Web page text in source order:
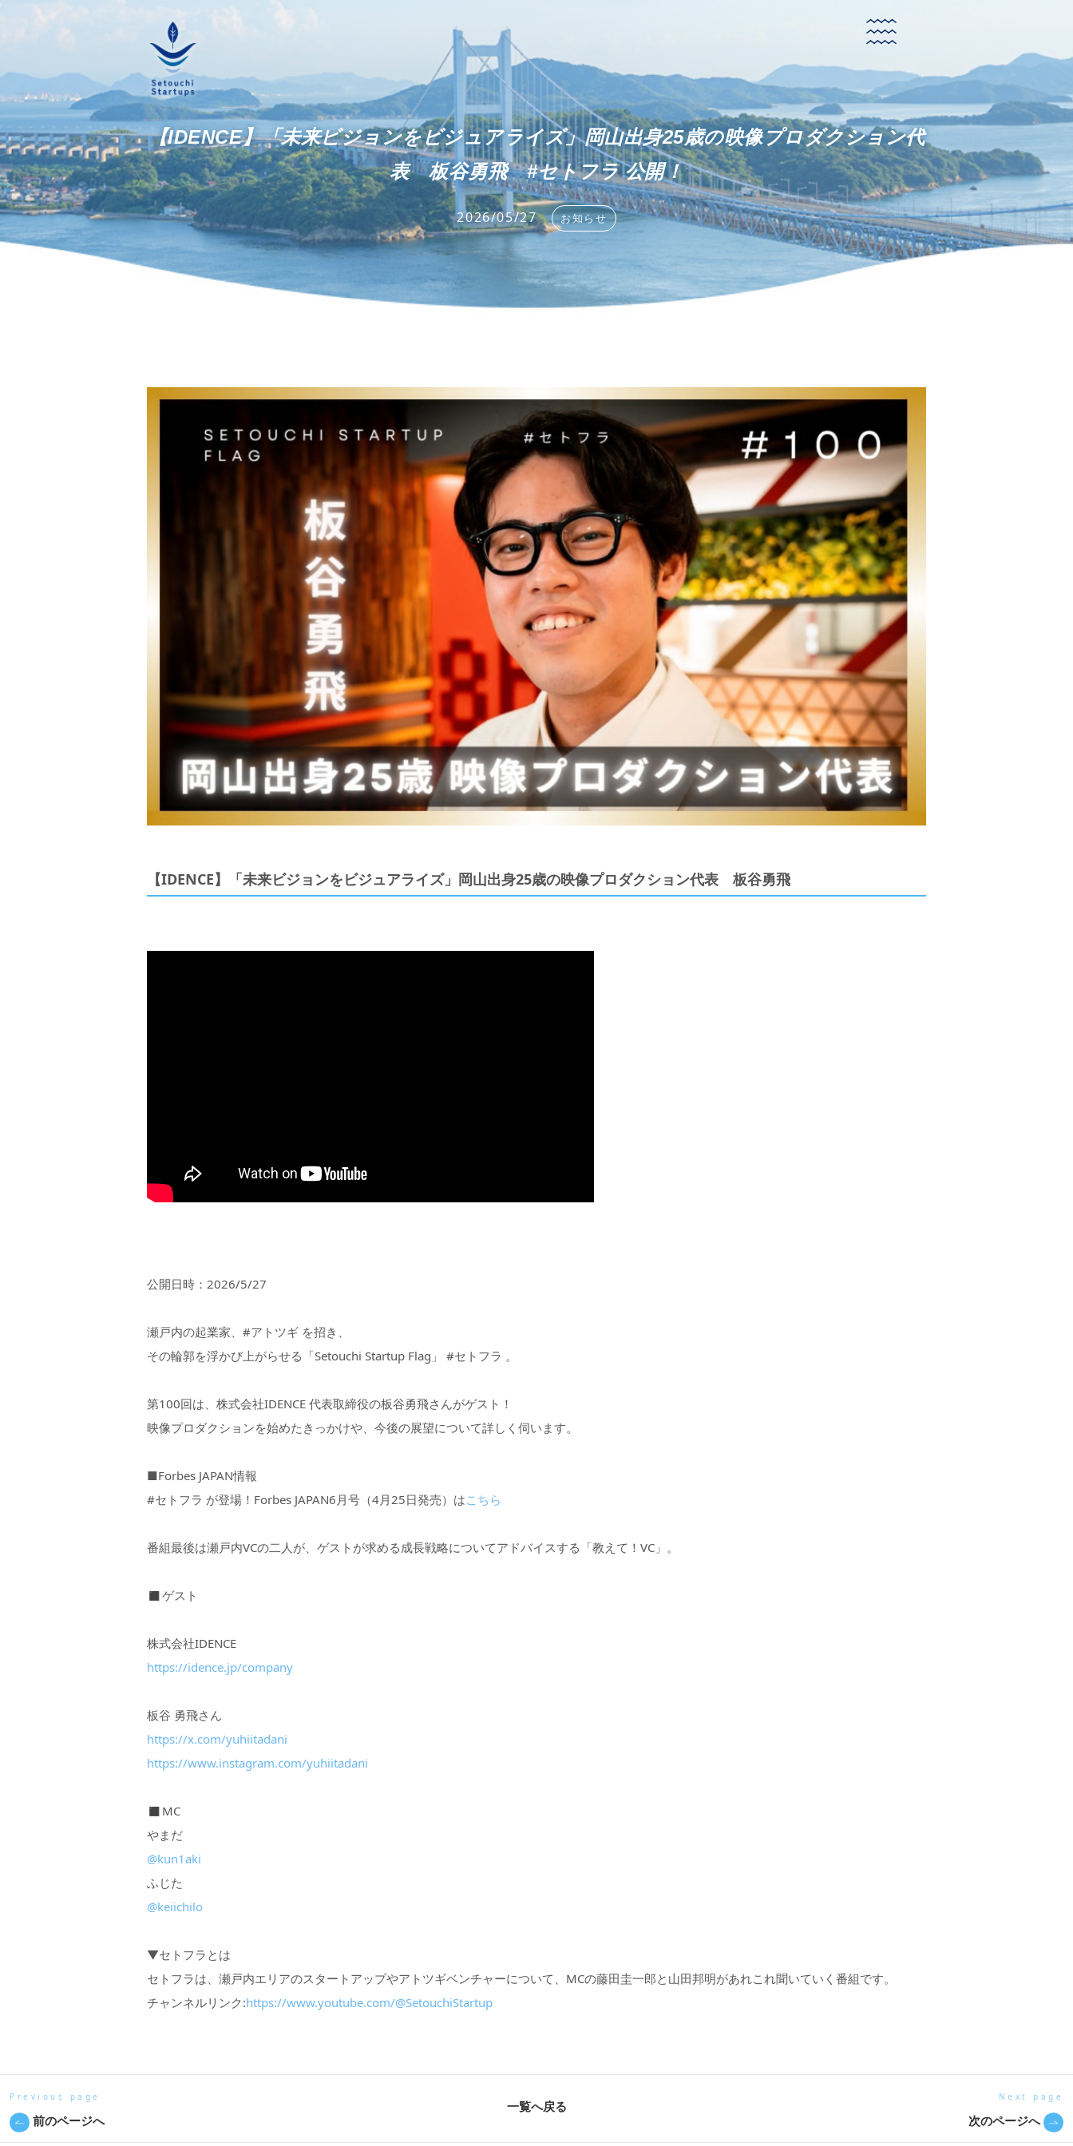
【IDENCE】「未来ビジョンをビジュアライズ」岡山出身25歳の映像プロダクション代
表 板谷勇飛 #セトフラ 公開！
2026/05/27 お知らせ
【IDENCE】「未来ビジョンをビジュアライズ」岡山出身25歳の映像プロダクション代表 板谷勇飛
公開日時：2026/5/27
瀬戸内の起業家、#アトツギ を招き、
その輪郭を浮かび上がらせる「Setouchi Startup Flag」 #セトフラ 。
第100回は、株式会社IDENCE 代表取締役の板谷勇飛さんがゲスト！
映像プロダクションを始めたきっかけや、今後の展望について詳しく伺います。
■Forbes JAPAN情報
#セトフラ が登場！Forbes JAPAN6月号（4月25日発売）はこちら
番組最後は瀬戸内VCの二人が、ゲストが求める成長戦略についてアドバイスする「教えて！VC」。
◼︎ゲスト
株式会社IDENCE
https://idence.jp/company
板谷 勇飛さん
https://x.com/yuhiitadani
https://www.instagram.com/yuhiitadani
◼︎MC
やまだ
@kun1aki
ふじた
@keiichilo
▼セトフラとは
セトフラは、瀬戸内エリアのスタートアップやアトツギベンチャーについて、MCの藤田圭一郎と山田邦明があれこれ聞いていく番組です。
チャンネルリンク:https://www.youtube.com/@SetouchiStartup
Previous page
前のページへ
一覧へ戻る
Next page
次のページへ